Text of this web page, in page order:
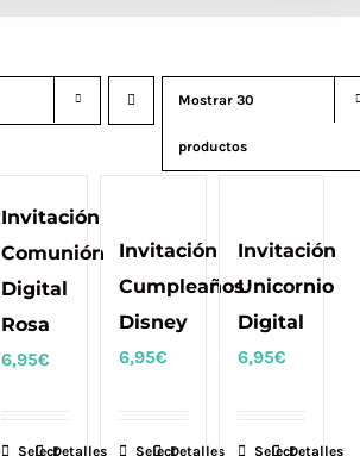
Mostrar 30
productos
Invitación
Comunión
Digital
Rosa
6,95€
SelectDetalles
Invitación
Cumpleaños
Disney
6,95€
SelectDetalles
Invitación
Unicornio
Digital
6,95€
SelectDetalles